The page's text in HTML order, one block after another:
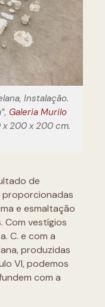
Instalação.
Galeria Murilo
x 200 x 200 cm.
de
proporcionadas
e esmaltação
Com vestígios
C. e com a
produzidas
VI, podemos
com a